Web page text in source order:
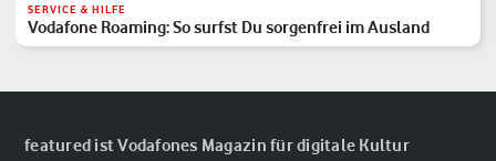
SERVICE & HILFE
Vodafone Roaming: So surfst Du sorgenfrei im Ausland
featured ist Vodafones Magazin für digitale Kultur